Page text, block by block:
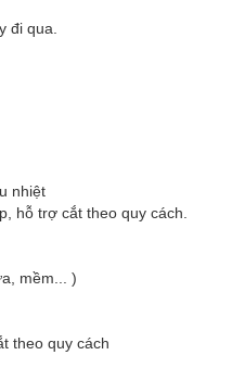
đi qua.
nhiệt
hỗ trợ cắt theo quy cách.
mềm... )
theo quy cách